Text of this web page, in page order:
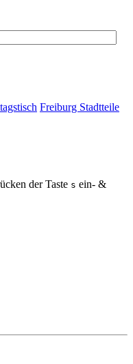
Freiburg Stadtteile
der Taste s ein- &